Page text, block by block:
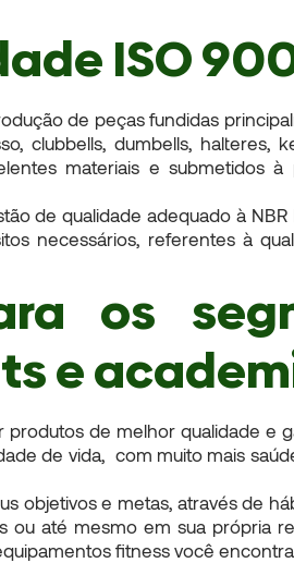
ISO
de peças fundidas
clubbells, dumbells, halteres,
materiais e submetidos à
de qualidade adequado à NBR
necessários, referentes à
os
e
de melhor qualidade e
de vida, com muito mais
objetivos e metas, através de
ou até mesmo em sua própria
fitness você encontra